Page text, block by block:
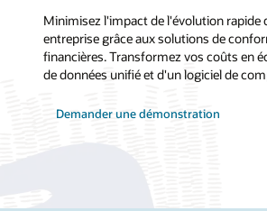
Minimisez l'impact de l'évolution rapide
entreprise grâce aux solutions de
financières. Transformez vos coûts en
de données unifié et d'un logiciel de
Demander une démonstration